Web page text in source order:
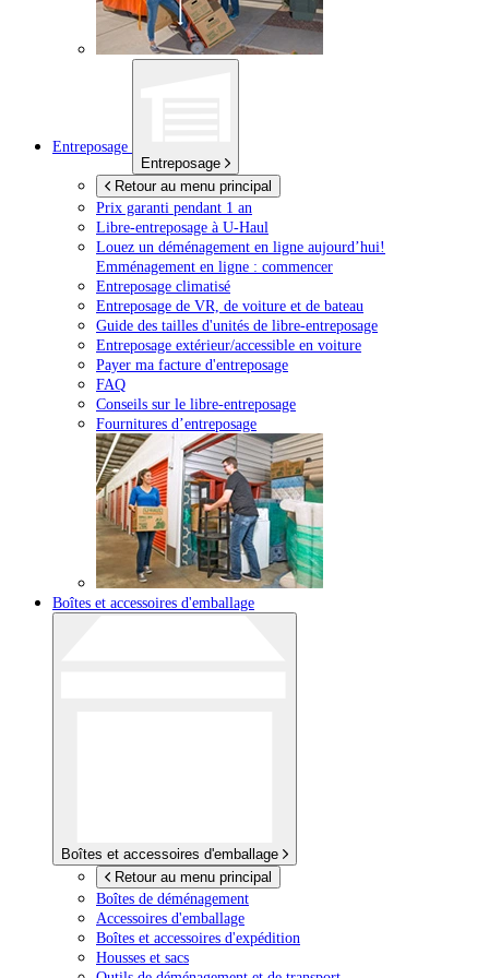
Entreposage
Entreposage
Retour au menu principal
Prix garanti pendant 1 an
Libre-entreposage à U-Haul
Louez un déménagement en ligne aujourd’hui!
Emménagement en ligne : commencer
Entreposage climatisé
Entreposage de VR, de voiture et de bateau
Guide des tailles d'unités de libre-entreposage
Entreposage extérieur/accessible en voiture
Payer ma facture d'entreposage
FAQ
Conseils sur le libre-entreposage
Fournitures d’entreposage
Boîtes et accessoires d'emballage
Boîtes et accessoires d'emballage
Retour au menu principal
Boîtes de déménagement
Accessoires d'emballage
Boîtes et accessoires d'expédition
Housses et sacs